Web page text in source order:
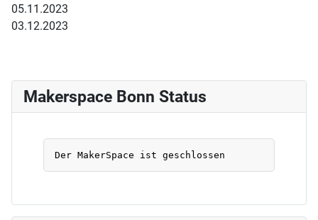
05.11.2023
03.12.2023
Makerspace Bonn Status